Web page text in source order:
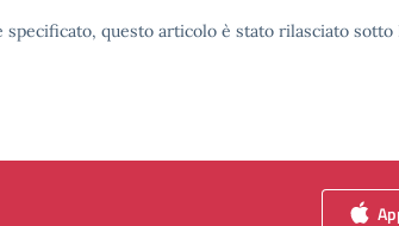
specificato, questo articolo è stato rilasciato